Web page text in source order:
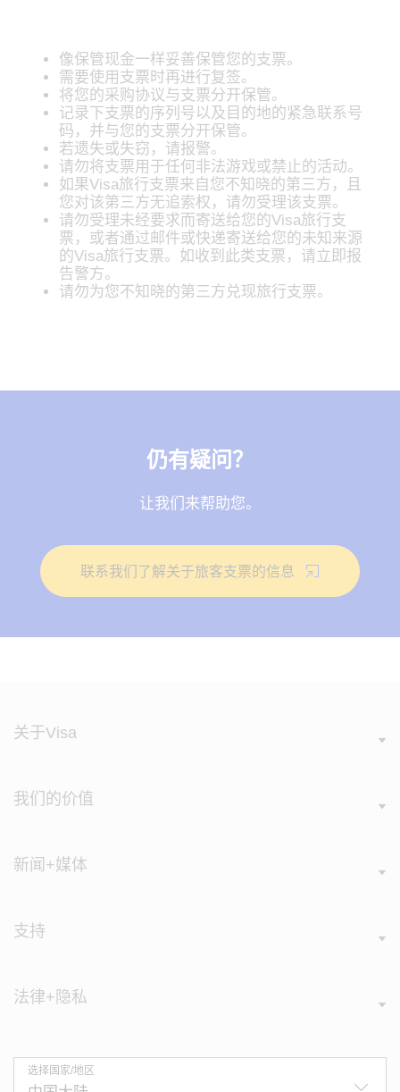
像保管现金一样妥善保管您的支票。
需要使用支票时再进行复签。
将您的采购协议与支票分开保管。
记录下支票的序列号以及目的地的紧急联系号
码，并与您的支票分开保管。
若遗失或失窃，请报警。
请勿将支票用于任何非法游戏或禁止的活动。
如果Visa旅行支票来自您不知晓的第三方，且
您对该第三方无追索权，请勿受理该支票。
请勿受理未经要求而寄送给您的Visa旅行支
票，或者通过邮件或快递寄送给您的未知来源
的Visa旅行支票。如收到此类支票，请立即报
告警方。
请勿为您不知晓的第三方兑现旅行支票。
仍有疑问？
让我们来帮助您。
联系我们了解关于旅客支票的信息
关于Visa
我们的价值
新闻+媒体
支持
法律+隐私
选择国家/地区